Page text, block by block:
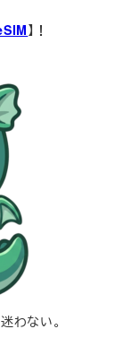
】！
わない。